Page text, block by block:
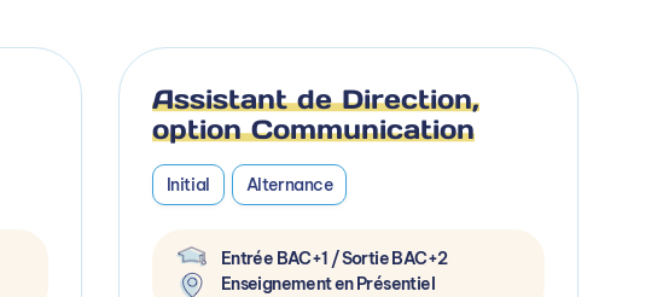
Assistant de Direction,
option Communication
Initial Alternance
Entrée BAC+1 / Sortie BAC+2
Enseignement en Présentiel